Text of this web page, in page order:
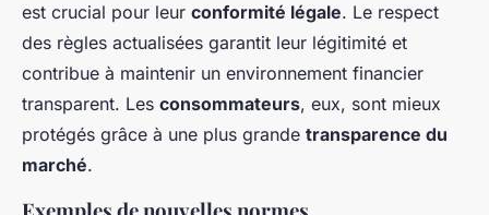
est crucial pour leur conformité légale. Le respect
des règles actualisées garantit leur légitimité et
contribue à maintenir un environnement financier
transparent. Les consommateurs, eux, sont mieux
protégés grâce à une plus grande transparence du
marché.